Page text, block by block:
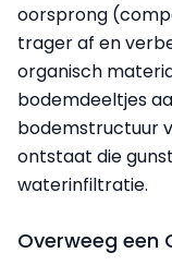
oorsprong
trager af en
organisch
bodemdeeltjes
bodemstructuur
ontstaat die
waterinfiltratie.
Overweeg een